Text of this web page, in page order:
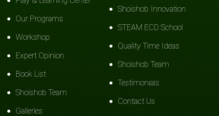
Our Programs
Workshop
Expert Opinion
Book List
Shoishob Team
Galleries
Shoishob Innovation
STEAM ECD School
Quality Time Ideas
Shoishob Team
Testimonials
Contact Us